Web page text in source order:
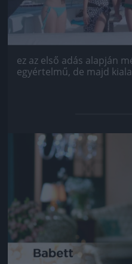
ez az első adás alapján
egyértelmű, de majd
Jön